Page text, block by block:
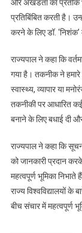
और अखंडता का प्रतीक
प्रतिबिंबित करती है।
करने के लिए डॉ. ‘निशंक’
राज्यपाल ने कहा कि
गया है। तकनीक ने हमारे
स्वास्थ्य, व्यापार या
तकनीकी पर आधारित
बनाने के लिए बधाई दी
राज्यपाल ने कहा कि
को जानकारी प्रदान
महत्वपूर्ण भूमिका निभाते
राज्य विश्वविद्यालयों
बीच संचार में महत्वपूर्ण